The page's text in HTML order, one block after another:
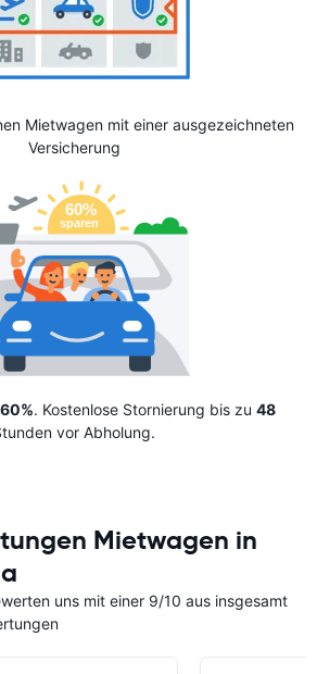
Mietwagen mit einer ausgezeichneten
Versicherung
60%. Kostenlose Stornierung bis zu 48
vor Abholung.
Mietwagen in
uns mit einer 9/10 aus insgesamt